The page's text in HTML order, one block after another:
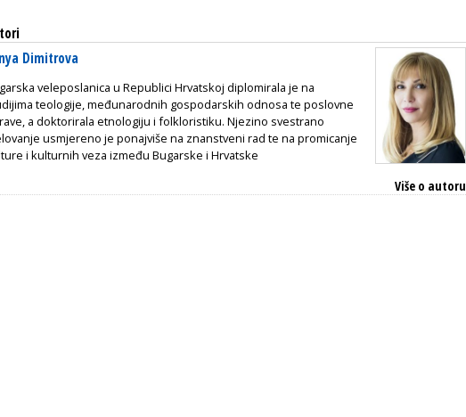
Dimitrova
veleposlanica u Republici Hrvatskoj diplomirala je na
teologije, međunarodnih gospodarskih odnosa te poslovne
a doktorirala etnologiju i folkloristiku. Njezino svestrano
usmjereno je ponajviše na znanstveni rad te na promicanje
i kulturnih veza između Bugarske i Hrvatske
Više o autoru